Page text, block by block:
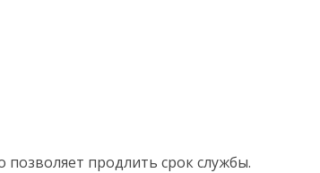
позволяет продлить срок службы.